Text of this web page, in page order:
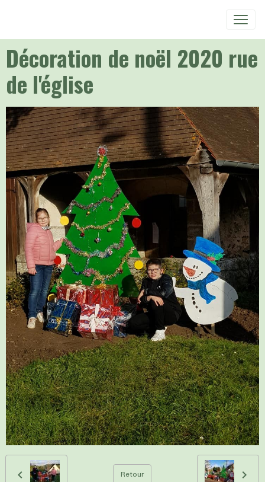
Décoration de noël 2020 rue
de l'église
Retour